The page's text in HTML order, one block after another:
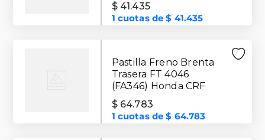
$ 41.435
1 cuotas de$ 41.435
Pastilla Freno Brenta
Trasera FT 4046
(FA346) Honda CRF
$ 64.783
1 cuotas de$ 64.783